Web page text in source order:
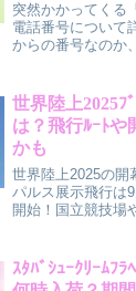
突然かかってくる
電話番号について
からの番号なのか
く紹介します。知
役立つ情報です。
世界陸上2025ﾌ
は？飛行ﾙｰﾄや
かも
世界陸上2025の開
パルス展示飛行は
開始！国立競技場
ト、開会式の時間
解説しました。
ｽﾀﾊﾞｼｭｰｸﾘｰﾑﾌ